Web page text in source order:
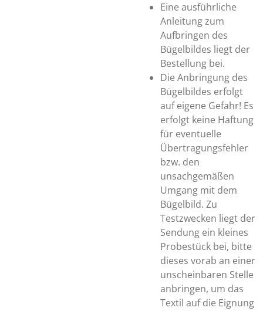
Eine ausführliche
Anleitung zum
Aufbringen des
Bügelbildes liegt der
Bestellung bei.
Die Anbringung des
Bügelbildes erfolgt
auf eigene Gefahr! Es
erfolgt keine Haftung
für eventuelle
Übertragungsfehler
bzw. den
unsachgemäßen
Umgang mit dem
Bügelbild. Zu
Testzwecken liegt der
Sendung ein kleines
Probestück bei, bitte
dieses vorab an einer
unscheinbaren Stelle
anbringen, um das
Textil auf die Eignung